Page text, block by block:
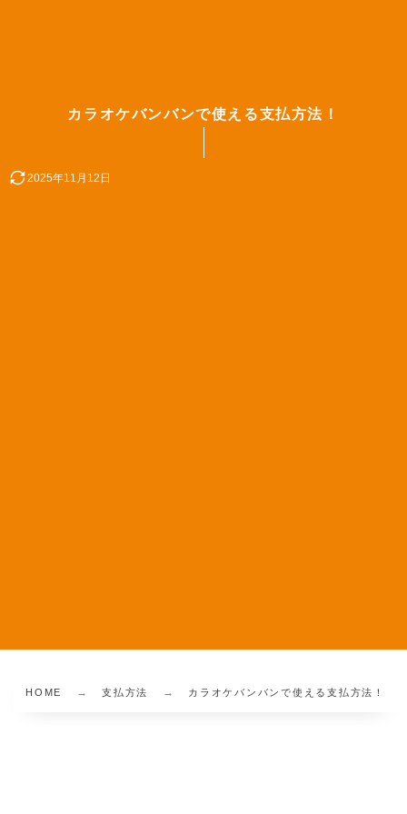
カラオケバンバンで使える支払方法！
2025年11月12日
HOME 支払方法 カラオケバンバンで使える支払方法！